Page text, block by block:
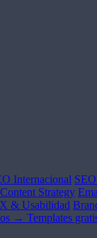
Internacional
Content Strategy
& Usabilidad
→ Templates